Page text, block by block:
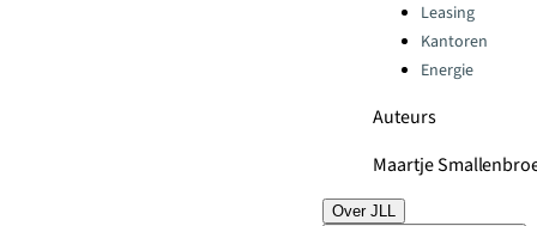
Leasing
Kantoren
Energie
Auteurs
Maartje
Over JLL